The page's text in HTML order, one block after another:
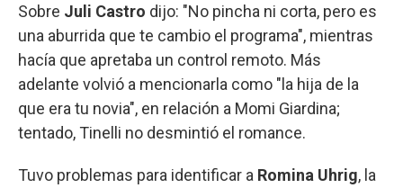
Sobre Juli Castro dijo: "No pincha ni corta, pero es
una aburrida que te cambio el programa", mientras
hacía que apretaba un control remoto. Más
adelante volvió a mencionarla como "la hija de la
que era tu novia", en relación a Momi Giardina;
tentado, Tinelli no desmintió el romance.
Tuvo problemas para identificar a Romina Uhrig, la